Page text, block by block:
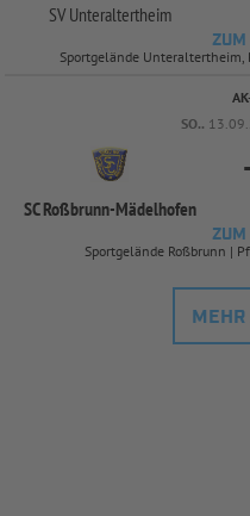
SV Unteraltertheim
Sportgelände
SO..
SC Roßbrunn-Mädelhofen
Sportgelände Roßbrunn |